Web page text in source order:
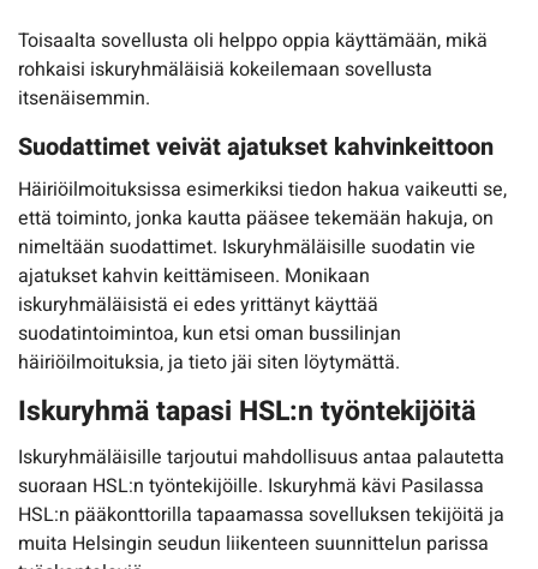
Toisaalta sovellusta oli helppo oppia käyttämään, mikä
rohkaisi iskuryhmäläisiä kokeilemaan sovellusta
itsenäisemmin.
Suodattimet veivät ajatukset kahvinkeittoon
Häiriöilmoituksissa esimerkiksi tiedon hakua vaikeutti se,
että toiminto, jonka kautta pääsee tekemään hakuja, on
nimeltään suodattimet. Iskuryhmäläisille suodatin vie
ajatukset kahvin keittämiseen. Monikaan
iskuryhmäläisistä ei edes yrittänyt käyttää
suodatintoimintoa, kun etsi oman bussilinjan
häiriöilmoituksia, ja tieto jäi siten löytymättä.
Iskuryhmä tapasi HSL:n työntekijöitä
Iskuryhmäläisille tarjoutui mahdollisuus antaa palautetta
suoraan HSL:n työntekijöille. Iskuryhmä kävi Pasilassa
HSL:n pääkonttorilla tapaamassa sovelluksen tekijöitä ja
muita Helsingin seudun liikenteen suunnittelun parissa